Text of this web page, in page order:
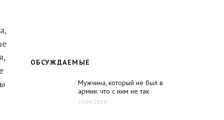
ОБСУЖДАЕМЫЕ
Мужчина, который не был в
армии: что с ним не так
29.08.2019